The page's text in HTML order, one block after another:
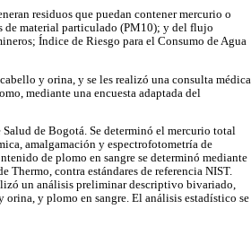
residuos que puedan contener mercurio o
de material particulado (PM10); y del flujo
Índice de Riesgo para el Consumo de Agua
y orina, y se les realizó una consulta médica
mediante una encuesta adaptada del
de Bogotá. Se determinó el mercurio total
amalgamación y espectrofotometría de
de plomo en sangre se determinó mediante
contra estándares de referencia NIST.
un análisis preliminar descriptivo bivariado,
orina, y plomo en sangre. El análisis estadístico se